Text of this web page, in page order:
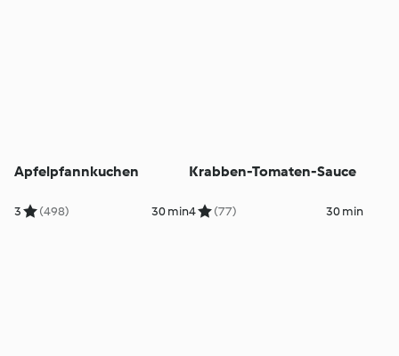
Apfelpfannkuchen
3 (498) 30 min
Krabben-Tomaten-Sauce
4 (77) 30 min